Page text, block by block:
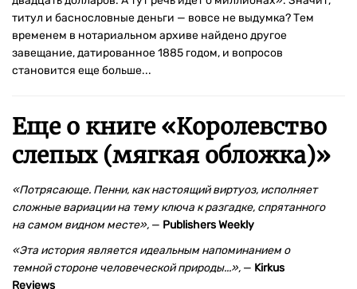
титул и баснословные деньги — вовсе не выдумка? Тем
временем в нотариальном архиве найдено другое
завещание, датированное 1885 годом, и вопросов
становится еще больше...
Еще о книге «Королевство
слепых (мягкая обложка)»
«Потрясающе. Пенни, как настоящий виртуоз, исполняет
сложные вариации на тему ключа к разгадке, спрятанного
на самом видном месте», — Publishers Weekly
«Эта история является идеальным напоминанием о
темной стороне человеческой природы...», — Kirkus
Reviews